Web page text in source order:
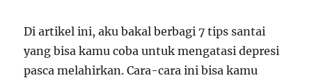
Di artikel ini, aku bakal berbagi 7 tips santai
yang bisa kamu coba untuk mengatasi depresi
pasca melahirkan. Cara-cara ini bisa kamu